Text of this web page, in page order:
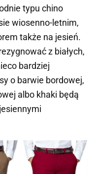
typu chino
wiosenno-letnim,
także na jesień.
z białych,
bardziej
o barwie bordowej,
albo khaki będą